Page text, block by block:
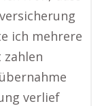
ich mehrere
zahlen
verlief